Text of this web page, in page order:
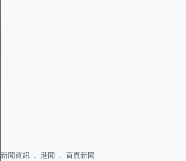
新聞資訊 港聞 首頁新聞